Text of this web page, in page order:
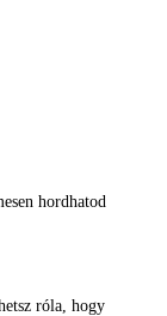
hordhatod
róla, hogy